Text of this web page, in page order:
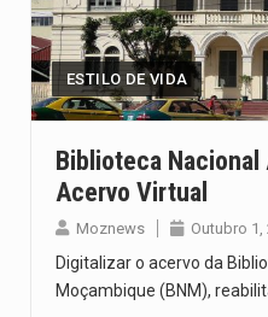
ESTILO DE VIDA
Biblioteca
Acervo Virtual
Moznews Outubro 1,
Digitalizar o acervo da
Moçambique (BNM),